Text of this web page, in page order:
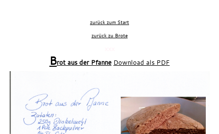
zurück zum Start
zurück zu Brote
Brot aus der Pfanne Download als PDF